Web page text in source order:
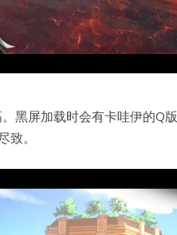
黑屏加载时会有卡哇伊的Q版
。